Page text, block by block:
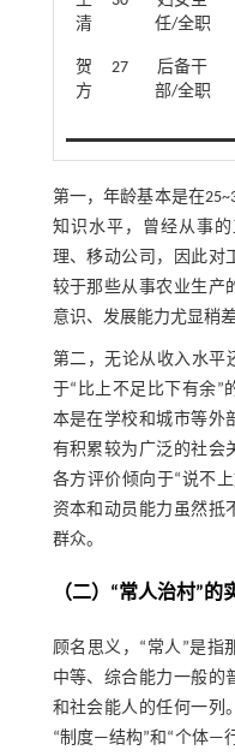
清
任/全职
贺
方
27
后备干
部/全职
第一，年龄基本是在
知识水平，曾经从事
理、移动公司，因此对
较于那些从事农业生产
意识、发展能力尤显稍差
第二，无论从收入水平
于“比上不足比下有余”
本是在学校和城市等外
有积累较为广泛的社会
各方评价倾向于“说不
资本和动员能力虽然抵
群众。
（二）“常人治村”的
顾名思义，“常人”是指
中等、综合能力一般的
和社会能人的任何一列
“制度—结构”和“个体—